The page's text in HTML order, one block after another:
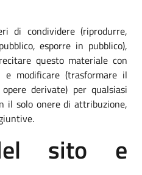
di condividere (riprodurre,
esporre in pubblico),
questo materiale con
modificare (trasformare il
derivate) per qualsiasi
il solo onere di attribuzione,
sito e